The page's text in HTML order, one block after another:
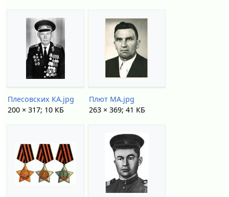
Плесовских КА.jpg
200 × 317; 10 КБ
Плют МА.jpg
263 × 369; 41 КБ